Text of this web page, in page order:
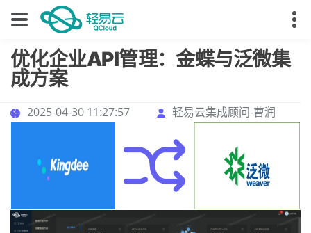
优化企业API管理：金蝶与泛微集
成方案
2025-04-30 11:27:57 轻易云集成顾问-曹润